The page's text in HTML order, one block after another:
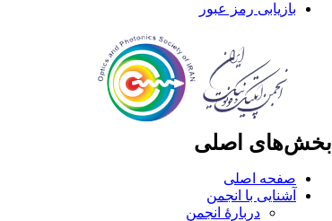
بازیابی رمز عبور
بخش‌های اصلی
صفحه اصلی
آشنایی با انجمن
دربارۀ انجمن